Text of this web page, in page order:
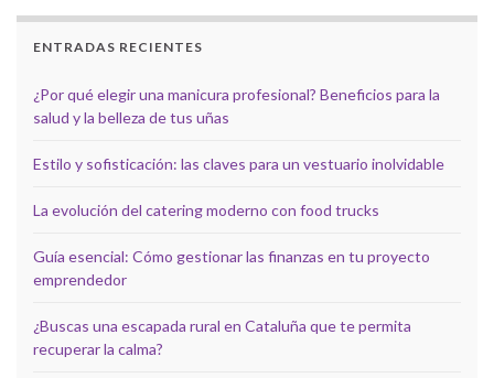
ENTRADAS RECIENTES
¿Por qué elegir una manicura profesional? Beneficios para la
salud y la belleza de tus uñas
Estilo y sofisticación: las claves para un vestuario inolvidable
La evolución del catering moderno con food trucks
Guía esencial: Cómo gestionar las finanzas en tu proyecto
emprendedor
¿Buscas una escapada rural en Cataluña que te permita
recuperar la calma?